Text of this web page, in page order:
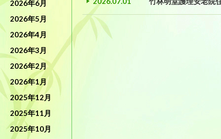
2026年6月
2026年5月
2026年4月
2026年3月
2026年2月
2026年1月
2025年12月
2025年11月
2025年10月